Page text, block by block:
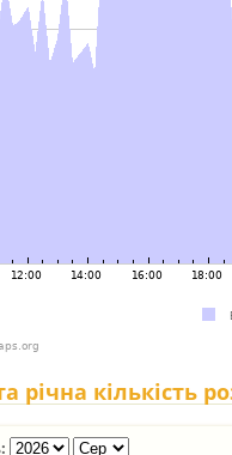
річна кількість